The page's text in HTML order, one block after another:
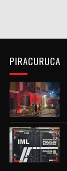
PIRACURUCA